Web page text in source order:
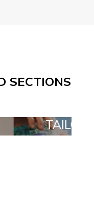
SECTIONS
TAILOR MADE